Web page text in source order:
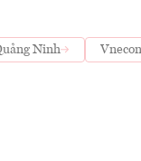
Ninh